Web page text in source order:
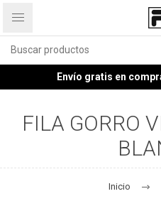
Envío gratis en
FILA GORRO
Inicio